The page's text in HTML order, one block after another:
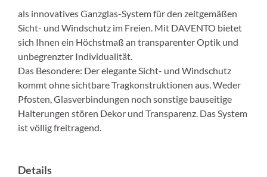
als innovatives Ganzglas-System für den zeitgemäßen
Sicht- und Windschutz im Freien. Mit DAVENTO bietet
sich Ihnen ein Höchstmaß an transparenter Optik und
unbegrenzter Individualität.
Das Besondere: Der elegante Sicht- und Windschutz
kommt ohne sichtbare Tragkonstruktionen aus. Weder
Pfosten, Glasverbindungen noch sonstige bauseitige
Halterungen stören Dekor und Transparenz. Das System
ist völlig freitragend.
Details